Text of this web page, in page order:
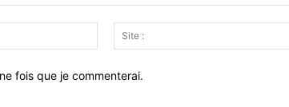
Email
:*
fois que je commenterai.